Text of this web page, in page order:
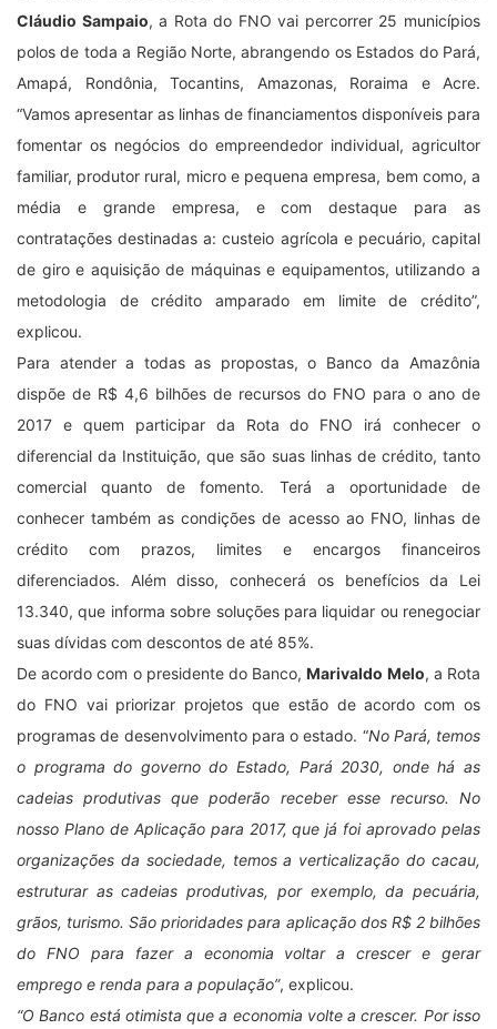
Cláudio Sampaio, a Rota do FNO vai percorrer 25 municípios
polos de toda a Região Norte, abrangendo os Estados do Pará,
Amapá, Rondônia, Tocantins, Amazonas, Roraima e Acre.
“Vamos apresentar as linhas de financiamentos disponíveis para
fomentar os negócios do empreendedor individual, agricultor
familiar, produtor rural, micro e pequena empresa, bem como, a
média e grande empresa, e com destaque para as
contratações destinadas a: custeio agrícola e pecuário, capital
de giro e aquisição de máquinas e equipamentos, utilizando a
metodologia de crédito amparado em limite de crédito”,
explicou.
Para atender a todas as propostas, o Banco da Amazônia
dispõe de R$ 4,6 bilhões de recursos do FNO para o ano de
2017 e quem participar da Rota do FNO irá conhecer o
diferencial da Instituição, que são suas linhas de crédito, tanto
comercial quanto de fomento. Terá a oportunidade de
conhecer também as condições de acesso ao FNO, linhas de
crédito com prazos, limites e encargos financeiros
diferenciados. Além disso, conhecerá os benefícios da Lei
13.340, que informa sobre soluções para liquidar ou renegociar
suas dívidas com descontos de até 85%.
De acordo com o presidente do Banco,Marivaldo Melo, a Rota
do FNO vai priorizar projetos que estão de acordo com os
programas de desenvolvimento para o estado. “No Pará, temos
o programa do governo do Estado, Pará 2030, onde há as
cadeias produtivas que poderão receber esse recurso. No
nosso Plano de Aplicação para 2017, que já foi aprovado pelas
organizações da sociedade, temos a verticalização do cacau,
estruturar as cadeias produtivas, por exemplo, da pecuária,
grãos, turismo. São prioridades para aplicação dos R$ 2 bilhões
do FNO para fazer a economia voltar a crescer e gerar
emprego e renda para a população”, explicou.
“O Banco está otimista que a economia volte a crescer. Por isso